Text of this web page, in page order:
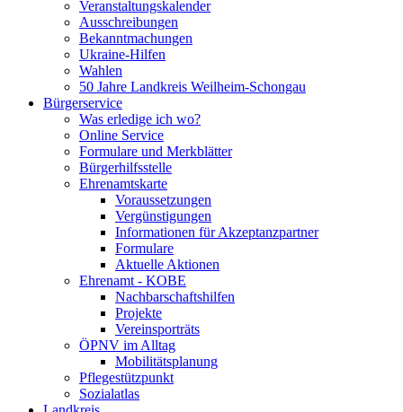
Veranstaltungskalender
Ausschreibungen
Bekanntmachungen
Ukraine-Hilfen
Wahlen
50 Jahre Landkreis Weilheim-Schongau
Bürgerservice
Was erledige ich wo?
Online Service
Formulare und Merkblätter
Bürgerhilfsstelle
Ehrenamtskarte
Voraussetzungen
Vergünstigungen
Informationen für Akzeptanzpartner
Formulare
Aktuelle Aktionen
Ehrenamt - KOBE
Nachbarschaftshilfen
Projekte
Vereinsporträts
ÖPNV im Alltag
Mobilitätsplanung
Pflegestützpunkt
Sozialatlas